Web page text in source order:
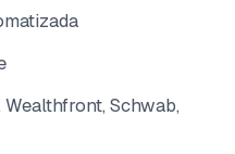
Schwab,